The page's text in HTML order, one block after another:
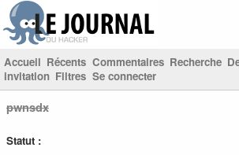
Accueil Récents Commentaires Recherche
invitation Filtres Se connecter
pwnsdx
Statut :